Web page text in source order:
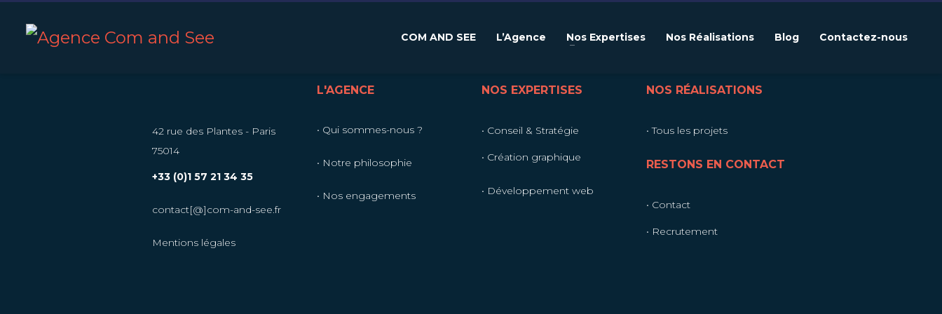
COM AND SEE L’Agence Nos Expertises Nos Réalisations Blog Contactez-nous
42 rue des Plantes - Paris
75014
+33 (0)1 57 21 34 35
contact[@]com-and-see.fr
Mentions légales
L'AGENCE
• Qui sommes-nous ?
• Notre philosophie
• Nos engagements
NOS EXPERTISES
• Conseil & Stratégie
• Création graphique
• Développement web
NOS RÉALISATIONS
• Tous les projets
RESTONS EN CONTACT
• Contact
• Recrutement